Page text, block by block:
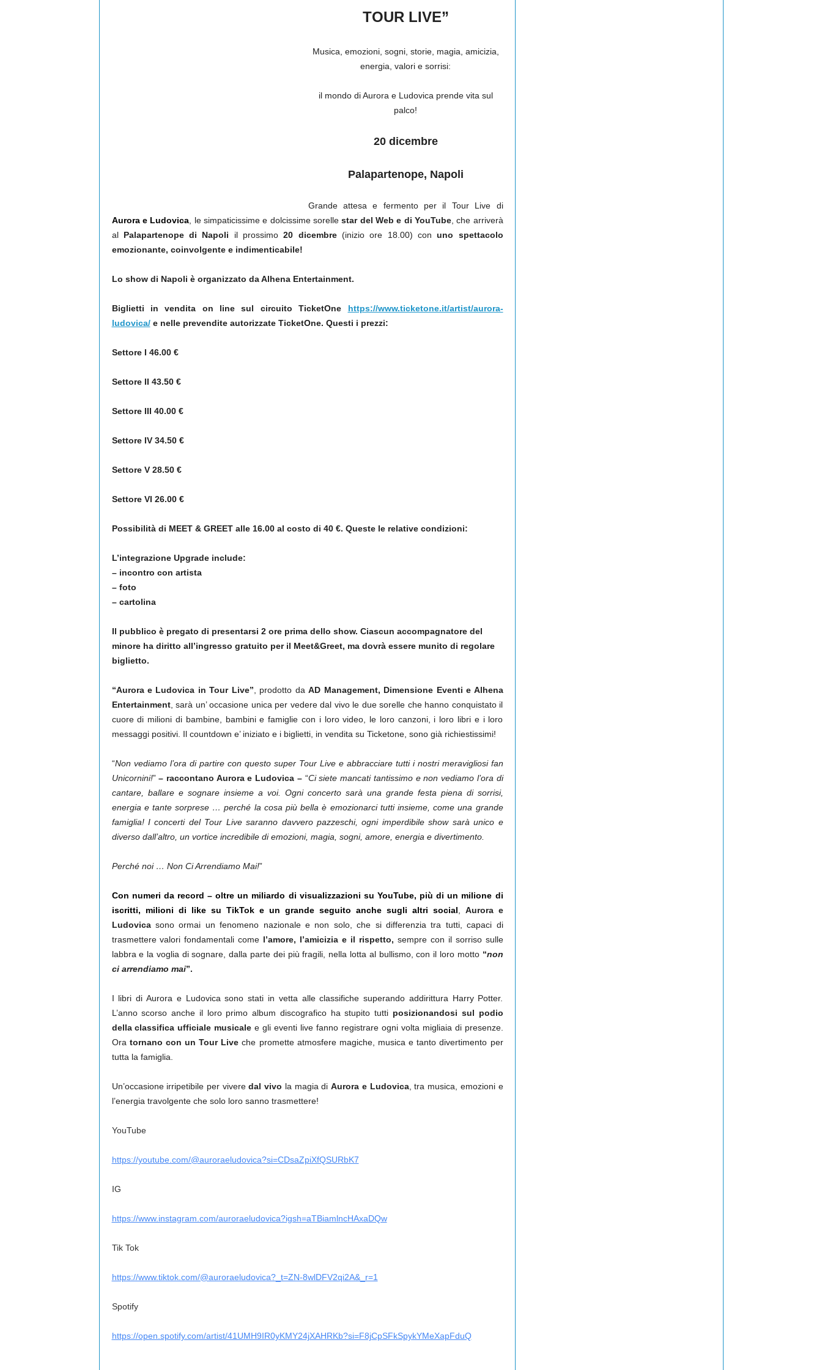
TOUR LIVE”
Musica, emozioni, sogni, storie, magia, amicizia,
energia, valori e sorrisi:
il mondo di Aurora e Ludovica prende vita sul
palco!
20 dicembre
Palapartenope, Napoli
Grande attesa e fermento per il Tour Live di
Aurora e Ludovica , le simpaticissime e dolcissime sorellestar del Web e di YouTube, che arriverà
al Palapartenope di Napoli il prossimo20 dicembre(inizio ore 18.00) conuno spettacolo
emozionante, coinvolgente e indimenticabile!
Lo show di Napoli è organizzato da Alhena Entertainment.
Biglietti in vendita on line sul circuito TicketOne https://www.ticketone.it/artist/aurora-
ludovica/ e nelle prevendite autorizzate TicketOne. Questi i prezzi:
Settore I 46.00 €
Settore II 43.50 €
Settore III 40.00 €
Settore IV 34.50 €
Settore V 28.50 €
Settore VI 26.00 €
Possibilità di MEET & GREET alle 16.00 al costo di 40 €. Queste le relative condizioni:
L’integrazione Upgrade include:
– incontro con artista
– foto
– cartolina
Il pubblico è pregato di presentarsi 2 ore prima dello show. Ciascun accompagnatore del
minore ha diritto all’ingresso gratuito per il Meet&Greet, ma dovrà essere munito di regolare
biglietto.
“Aurora e Ludovica in Tour Live” , prodotto daAD Management, Dimensione Eventi e Alhena
Entertainment, sarà un’ occasione unica per vedere dal vivo le due sorelle che hanno conquistato il
cuore di milioni di bambine, bambini e famiglie con i loro video, le loro canzoni, i loro libri e i loro
messaggi positivi. Il countdown e’ iniziato e i biglietti, in vendita su Ticketone, sono già richiestissimi!
“Non vediamo l’ora di partire con questo super Tour Live e abbracciare tutti i nostri meravigliosi fan
Unicornini!”– raccontano Aurora e Ludovica – “Ci siete mancati tantissimo e non vediamo l’ora di
cantare, ballare e sognare insieme a voi. Ogni concerto sarà una grande festa piena di sorrisi,
energia e tante sorprese … perché la cosa più bella è emozionarci tutti insieme, come una grande
famiglia! I concerti del Tour Live saranno davvero pazzeschi, ogni imperdibile show sarà unico e
diverso dall’altro, un vortice incredibile di emozioni, magia, sogni, amore, energia e divertimento.
Perché noi … Non Ci Arrendiamo Mai!”
Con numeri da record – oltre un miliardo di visualizzazioni su YouTube, più di un milione di
iscritti, milioni di like su TikTok e un grande seguito anche sugli altri social
Aurora e
Ludovica sono ormai un fenomeno nazionale e non solo, che si differenzia tra tutti, capaci di
trasmettere valori fondamentali come l’amore, l’amicizia e il rispetto, sempre con il sorriso sulle
labbra e la voglia di sognare, dalla parte dei più fragili, nella lotta al bullismo, con il loro motto“non
ci arrendiamo mai”.
I libri di Aurora e Ludovica sono stati in vetta alle classifiche superando addirittura Harry Potter.
L’anno scorso anche il loro primo album discografico ha stupito tutti posizionandosi sul podio
della classifica ufficiale musicale e gli eventi live fanno registrare ogni volta migliaia di presenze.
Ora tornano con un Tour Liveche promette atmosfere magiche, musica e tanto divertimento per
tutta la famiglia.
Un’occasione irripetibile per viveredal vivo la magia diAurora e Ludovica, tra musica, emozioni e
l’energia travolgente che solo loro sanno trasmettere!
YouTube
https://youtube.com/@auroraeludovica?si=CDsaZpiXfQSURbK7
IG
https://www.instagram.com/auroraeludovica?igsh=aTBiamlncHAxaDQw
Tik Tok
https://www.tiktok.com/@auroraeludovica?_t=ZN-8wlDFV2qi2A&_r=1
Spotify
https://open.spotify.com/artist/41UMH9IR0yKMY24jXAHRKb?si=F8jCpSFkSpykYMeXapFduQ